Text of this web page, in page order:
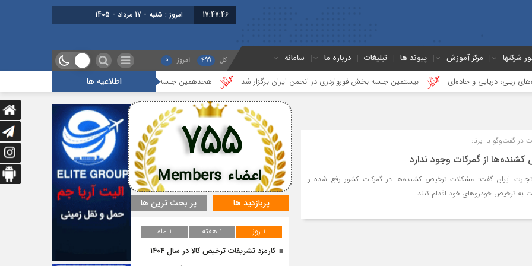
17:47:47 امروز : شنبه - 17 مرداد - 1405
شرکتها مرکز آموزش پیوند ها تبلیغات درباره ما سامانه کل 499 امروز 0
اطلاعیه ها و جاده‌ای بیستمین جلسه بخش فورواردری در انجمن ایران برگزار شد هجدهمین جلسه بخش جاده ای برگزار شد
گفت‌وگو با ایرنا:
از گمرکات وجود ندارد
ایران گفت: مشکلات ترخیص کشنده‌ها در گمرکات کشور رفع شده و
به ترخیص خودروهای خود اقدام کنند.
اعضاء Members
755
پربازدید ها پر بحث ترین ها
1 روز 1 هفته
1 ماه
کارمزد تشریفات ترخیص کالا در سال ۱۴۰۴